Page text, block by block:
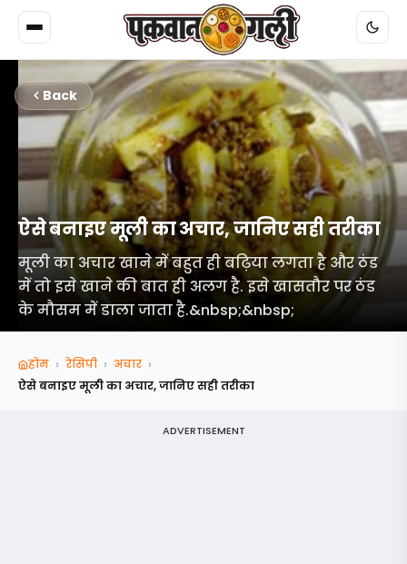
Back
ऐसे बनाइए मूली का अचार, जानिए सही तरीका
मूली का अचार खाने में बहुत ही बढ़िया लगता है और ठंड
में तो इसे खाने की बात ही अलग है. इसे खासतौर पर ठंड
के मौसम में डाला जाता है.&nbsp;&nbsp;
होम › रेसिपी › अचार ›
ऐसे बनाइए मूली का अचार, जानिए सही तरीका
ADVERTISEMENT